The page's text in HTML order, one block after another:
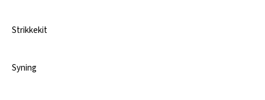
Strikkekit
Syning